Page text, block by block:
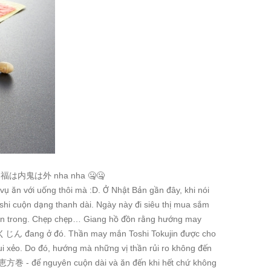
は内鬼は外 nha nha 🤐🤐
ăn với uống thôi mà :D. Ở Nhật Bản gần đây, khi nói
cuộn dạng thanh dài. Ngày này đi siêu thị mua sắm
trong. Chẹp chẹp… Giang hồ đồn rằng hướng may
ん đang ở đó. Thần may mắn Toshi Tokujin được cho
xẻo. Do đó, hướng mà những vị thần rủi ro không đến
巻 - để nguyên cuộn dài và ăn đến khi hết chứ không